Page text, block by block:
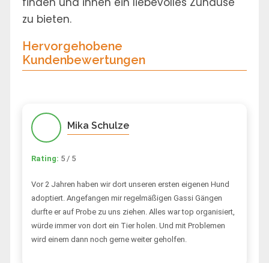
zu bieten.
Hervorgehobene
Kundenbewertungen
Mika Schulze
Rating: 5 / 5
Vor 2 Jahren haben wir dort unseren ersten eigenen Hund
adoptiert. Angefangen mir regelmäßigen Gassi Gängen
durfte er auf Probe zu uns ziehen. Alles war top organisiert,
würde immer von dort ein Tier holen. Und mit Problemen
wird einem dann noch gerne weiter geholfen.